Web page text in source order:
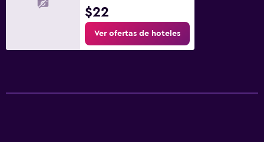
$22
Ver ofertas de hoteles